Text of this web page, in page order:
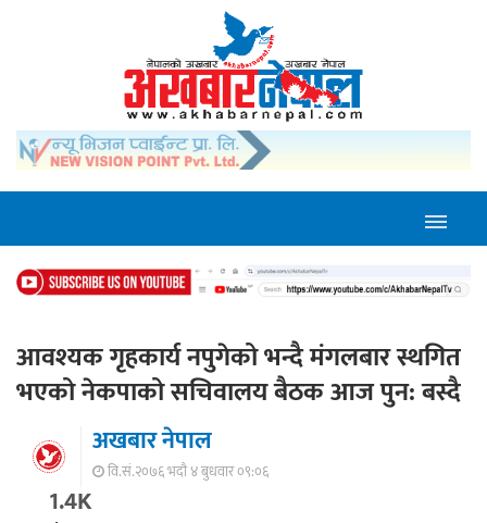
आवश्यक गृहकार्य नपुगेको भन्दै मंगलबार स्थगित
भएको नेकपाको सचिवालय बैठक आज पुन: बस्दै
अखबार नेपाल
वि.सं.२०७६ भदौ ४ बुधवार ०९:०६
1.4K